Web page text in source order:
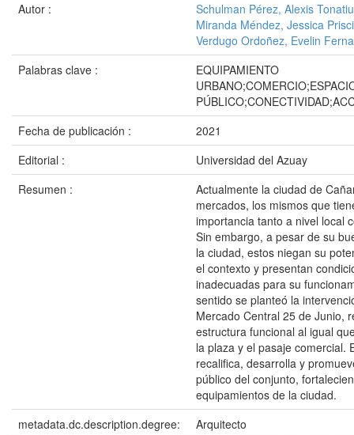
Autor :
Schulman Pérez, Alexis
Miranda Méndez, Jessica
Verdugo Ordoñez, Evelin
Palabras clave :
EQUIPAMIENTO
Fecha de publicación :
2021
Editorial :
Universidad del Azuay
Resumen :
Actualmente la ciudad de
mercados, los mismos que
importancia tanto a nivel local
Sin embargo, a pesar de su
la ciudad, estos niegan su
el contexto y presentan
inadecuadas para su
sentido se planteó la
Mercado Central 25 de Junio,
estructura funcional al igual
la plaza y el pasaje comercial.
recalifica, desarrolla y
público del conjunto,
equipamientos de la ciudad.
metadata.dc.description.degree:
Arquitecto